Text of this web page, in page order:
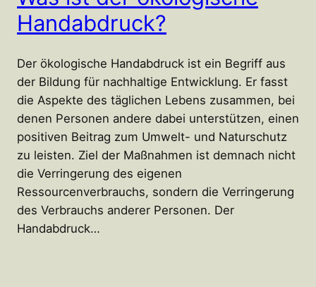
Handabdruck?
Der ökologische Handabdruck ist ein Begriff aus
der Bildung für nachhaltige Entwicklung. Er fasst
die Aspekte des täglichen Lebens zusammen, bei
denen Personen andere dabei unterstützen, einen
positiven Beitrag zum Umwelt- und Naturschutz
zu leisten. Ziel der Maßnahmen ist demnach nicht
die Verringerung des eigenen
Ressourcenverbrauchs, sondern die Verringerung
des Verbrauchs anderer Personen. Der
Handabdruck…